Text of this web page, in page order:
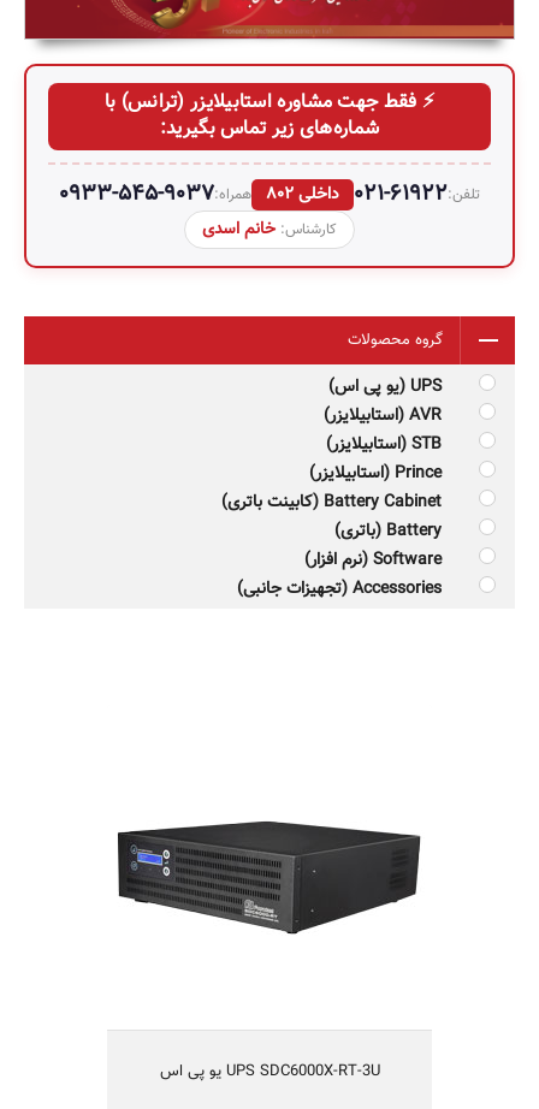
⚡ فقط جهت مشاوره استابیلایزر (ترانس) با
شماره‌های زیر تماس بگیرید:
تلفن:021-61922 داخلی 802 همراه:0933-545-9037
کارشناس: خانم اسدی
گروه محصولات
UPS (یو پی اس)
AVR (استابیلایزر)
STB (استابیلایزر)
Prince (استابیلایزر)
Battery Cabinet (کابینت باتری)
Battery (باتری)
Software (نرم افزار)
Accessories (تجهیزات جانبی)
UPS SDC6000X-RT-3U یو پی اس
قابلیت کارکردن با ژنراتور
راندمان بالا
یکسال گارانتی و 10 سال تعهد تامین قطعات
مناسب شبکه های کامپیوتری متوسط و بزرگ،
سیستم های حساس مخابراتی و آزمایشگاهی